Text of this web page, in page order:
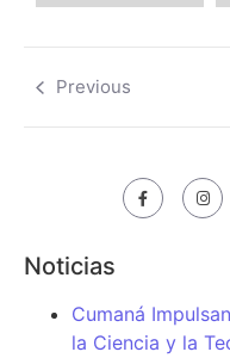
Previous
Noticias
Cumaná
la Ciencia y la